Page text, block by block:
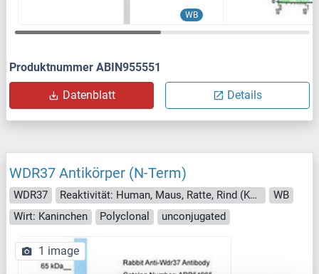
WB
Produktnummer ABIN955551
Datenblatt Details
WDR37 Antikörper (N-Term)
WDR37 Reaktivität: Human, Maus, Ratte, Rind (Kuh), Meerschweinchen, Pferd, Kaninchen, Fledermaus, Huhn, Affe
WB
Wirt: Kaninchen
Polyclonal unconjugated
1 image